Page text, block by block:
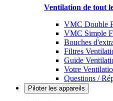
Ventilation de tout
VMC Double
VMC Simple
Bouches
Filtres
Guide
Votre
Questions /
Piloter les appareils